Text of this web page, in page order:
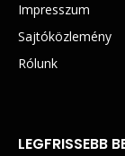
Impresszum
Sajtóközlemény
Rólunk
LEGFRISSEBB